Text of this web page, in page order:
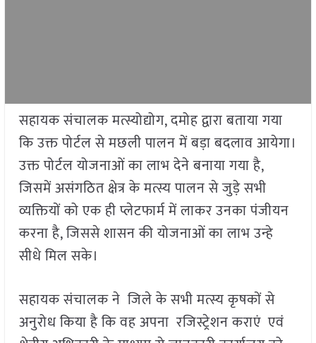
सहायक संचालक मत्स्योद्योग, दमोह द्वारा बताया गया
कि उक्त पोर्टल से मछली पालन में बड़ा बदलाव आयेगा।
उक्त पोर्टल योजनाओं का लाभ देने बनाया गया है,
जिसमें असंगठित क्षेत्र के मत्स्य पालन से जुड़े सभी
व्यक्तियों को एक ही प्लेटफार्म में लाकर उनका पंजीयन
करना है, जिससे शासन की योजनाओं का लाभ उन्हे
सीधे मिल सके।
सहायक संचालक ने जिले के सभी मत्स्य कृषकों से
अनुरोध किया है कि वह अपना रजिस्ट्रेशन कराएं एवं